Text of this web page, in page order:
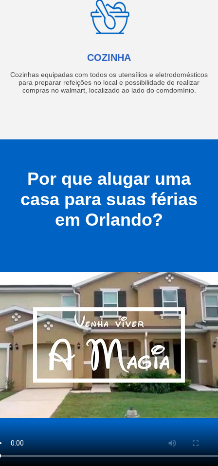
COZINHA
Cozinhas equipadas com todos os utensílios e eletrodomésticos
para preparar refeições no local e possibilidade de realizar
compras no walmart, localizado ao lado do comdomínio.
Por que alugar uma
casa para suas férias
em Orlando?